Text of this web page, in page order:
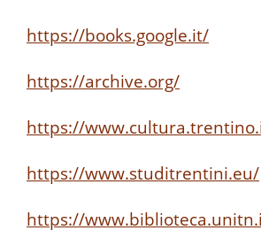
https://books.google.it/
https://archive.org/
https://
https://www.studitrentini.eu/
https://